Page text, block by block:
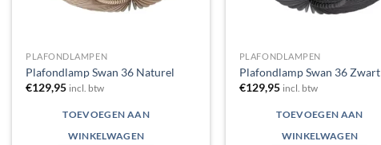
PLAFONDLAMPEN
Plafondlamp Swan 36 Naturel
€129,95 incl. btw
TOEVOEGEN AAN
WINKELWAGEN
PLAFONDLAMPEN
Plafondlamp Swan 36 Zwart
€129,95 incl. btw
TOEVOEGEN AAN
WINKELWAGEN